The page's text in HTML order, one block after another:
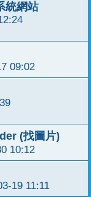
統網站
09:02
(找圖片)
10:12
19 11:11